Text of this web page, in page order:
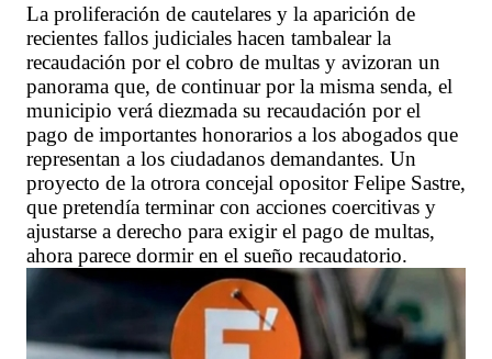
La proliferación de cautelares y la aparición de
recientes fallos judiciales hacen tambalear la
recaudación por el cobro de multas y avizoran un
panorama que, de continuar por la misma senda, el
municipio verá diezmada su recaudación por el
pago de importantes honorarios a los abogados que
representan a los ciudadanos demandantes. Un
proyecto de la otrora concejal opositor Felipe Sastre,
que pretendía terminar con acciones coercitivas y
ajustarse a derecho para exigir el pago de multas,
ahora parece dormir en el sueño recaudatorio.